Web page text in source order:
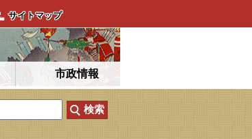
サイトマップ
市政情報